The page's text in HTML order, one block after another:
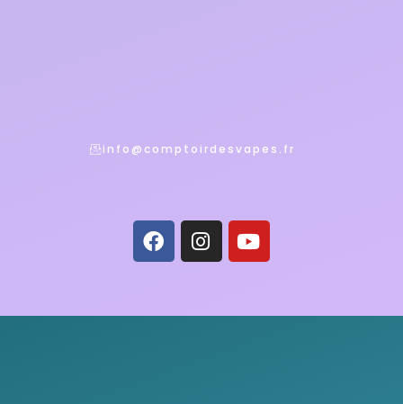
info@comptoirdesvapes.fr